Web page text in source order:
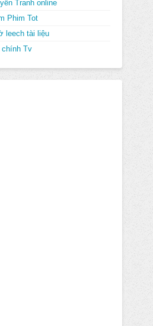
Tranh online
Phim Tot
leech tài liệu
chính Tv